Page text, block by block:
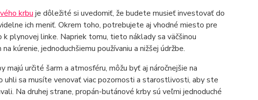
krbu je dôležité si uvedomiť, že budete musieť investovať do
ich meniť. Okrem toho, potrebujete aj vhodné miesto pre
k plynovej linke. Napriek tomu, tieto náklady sa väčšinou
kúrenie, jednoduchšiemu používaniu a nižšej údržbe.
majú určité šarm a atmosféru, môžu byť aj náročnejšie na
uhli sa musíte venovať viac pozornosti a starostlivosti, aby ste
Na druhej strane, propán-butánové krby sú veľmi jednoduché